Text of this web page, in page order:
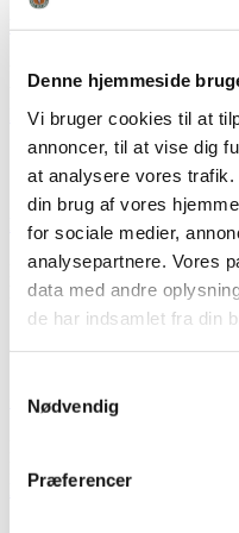
Denne hjemmeside
Vi bruger cookies til at
annoncer, til at vise dig
at analysere vores
din brug af vores
for sociale medier,
analysepartnere. Vores
data med andre
de har indsamlet fra din
Nødvendig
Præferencer
Vildtforvaltningsrådet
Vildtforvaltningsrådet (VFR)
bl.a. sagen om, hvorvidt
læs mere
19sep19. september 2025
Film release: Skud til det
FADB har arbejdet på
hjortevildt med bue, efter at
17mar17. marts 2025
Generalforsamling 2025
Foreningen af Danske
læs mere